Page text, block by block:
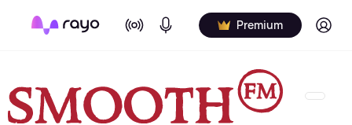
On Air Podcasts Premium Log in